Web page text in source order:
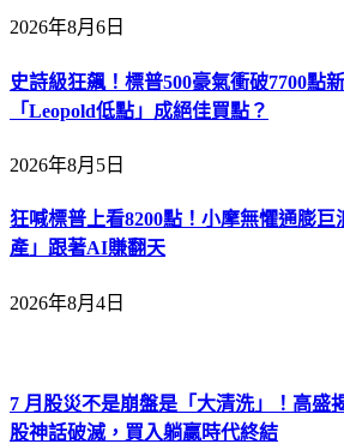
2026年8月6日
史詩級狂飆！標普500豪氣衝破7700點
「Leopold低點」成絕佳買點？
2026年8月5日
狂喊標普上看8200點！小摩無懼通膨巨
產」跟著AI賺翻天
2026年8月4日
7 月股災不是崩盤是「大清洗」！高盛
股神話破滅，買入躺贏時代終結